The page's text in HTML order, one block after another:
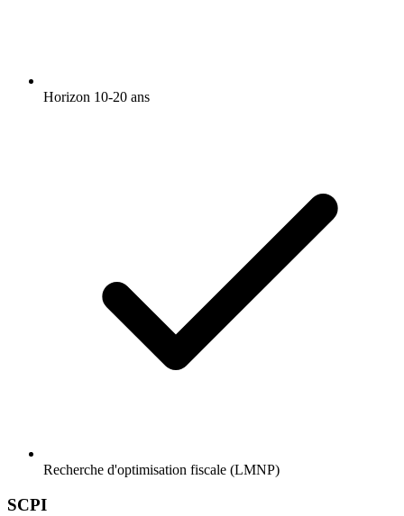
Horizon 10-20 ans
Recherche d'optimisation fiscale (LMNP)
SCPI